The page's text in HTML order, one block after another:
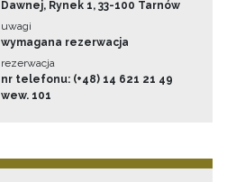
Dawnej, Rynek 1, 33-100 Tarnów
uwagi
wymagana rezerwacja
rezerwacja
nr telefonu: (+48) 14 621 21 49
wew. 101